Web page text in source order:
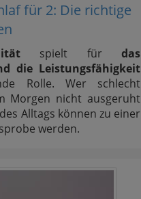
für 2: Die richtige
spielt für das
die Leistungsfähigkeit
Rolle. Wer schlecht
Morgen nicht ausgeruht
Alltags können zu einer
werden.